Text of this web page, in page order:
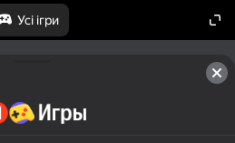
Усі ігри